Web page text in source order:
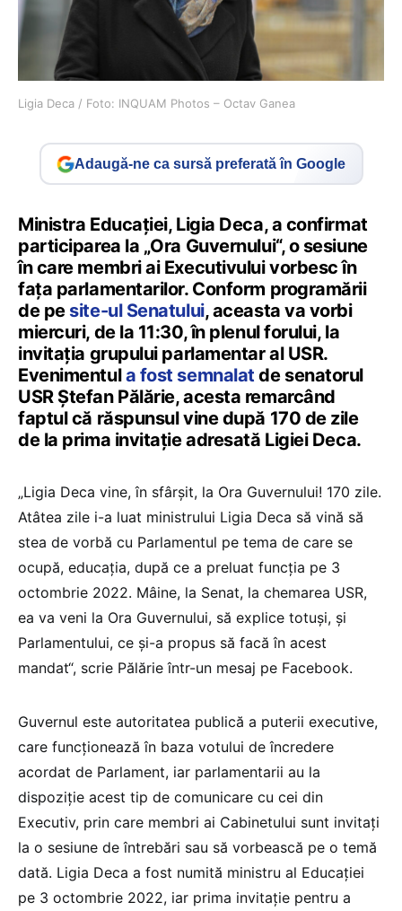
Ligia Deca / Foto: INQUAM Photos – Octav Ganea
Adaugă-ne ca sursă preferată în Google
Ministra Educației, Ligia Deca, a confirmat
participarea la „Ora Guvernului“, o sesiune
în care membri ai Executivului vorbesc în
fața parlamentarilor. Conform programării
de pe site-ul Senatului, aceasta va vorbi
miercuri, de la 11:30, în plenul forului, la
invitația grupului parlamentar al USR.
Evenimentula fost semnalat de senatorul
USR Ștefan Pălărie, acesta remarcând
faptul că răspunsul vine după 170 de zile
de la prima invitație adresată Ligiei Deca.
„Ligia Deca vine, în sfârșit, la Ora Guvernului! 170 zile.
Atâtea zile i-a luat ministrului Ligia Deca să vină să
stea de vorbă cu Parlamentul pe tema de care se
ocupă, educația, după ce a preluat funcția pe 3
octombrie 2022. Mâine, la Senat, la chemarea USR,
ea va veni la Ora Guvernului, să explice totuși, și
Parlamentului, ce și-a propus să facă în acest
mandat“, scrie Pălărie într-un mesaj pe Facebook.
Guvernul este autoritatea publică a puterii executive,
care funcționează în baza votului de încredere
acordat de Parlament, iar parlamentarii au la
dispoziție acest tip de comunicare cu cei din
Executiv, prin care membri ai Cabinetului sunt invitați
la o sesiune de întrebări sau să vorbească pe o temă
dată. Ligia Deca a fost numită ministru al Educației
pe 3 octombrie 2022, iar prima invitație pentru a